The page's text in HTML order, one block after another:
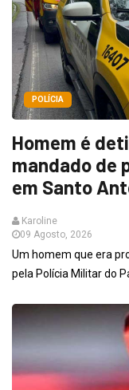
POLÍCIA
Homem é
mandado de
em Santo
Karoline
09 Agosto, 2026
Um homem que era
pela Polícia Militar do